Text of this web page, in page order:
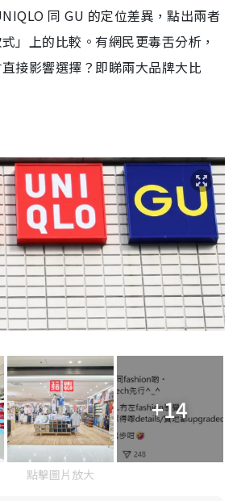
同 GU 的定位差異，點出兩者
」上的比較。有網民更毒舌分析，
接影響選擇？即睇兩大品牌大比
+14
點擊圖片放大